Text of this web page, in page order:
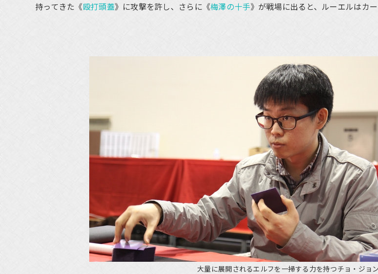
持ってきた《殴打頭蓋》に攻撃を許し、さらに《梅澤の十手》が戦場に出ると、ルーエルはカー
大量に展開されるエルフを一掃する力を持つチョ・ジョン